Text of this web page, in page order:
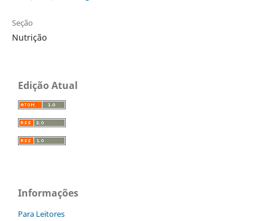
Seção
Nutrição
Edição Atual
Informações
Para Leitores